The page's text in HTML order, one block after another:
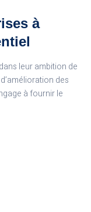
à
leur ambition de
des
à fournir le